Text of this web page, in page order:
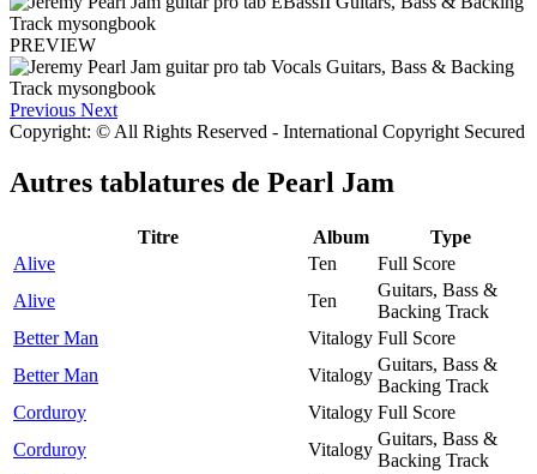
PREVIEW
Previous Next
Copyright: © All Rights Reserved - International Copyright Secured
Autres tablatures de Pearl Jam
Titre Album
Type
Alive
Ten
Full Score
Alive
Ten
Guitars, Bass &
Backing Track
Better Man
Vitalogy Full Score
Better Man
Vitalogy
Guitars, Bass &
Backing Track
Corduroy
Vitalogy Full Score
Corduroy
Vitalogy
Guitars, Bass &
Backing Track